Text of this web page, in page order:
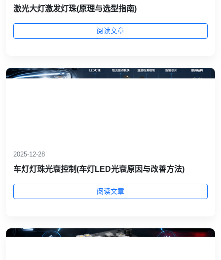
激光大灯激发灯珠(原理与选型指南)
阅读文章
2025-12-28
车灯灯珠光衰控制(车灯LED光衰原因与改善方法)
阅读文章